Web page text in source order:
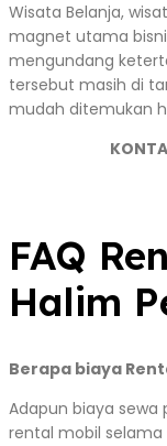
Wisata Belanja,
magnet utama
mengundang
tersebut masih di
mudah ditemukan
FAQ
Halim
Berapa biaya
Adapun biaya sewa
rental mobil